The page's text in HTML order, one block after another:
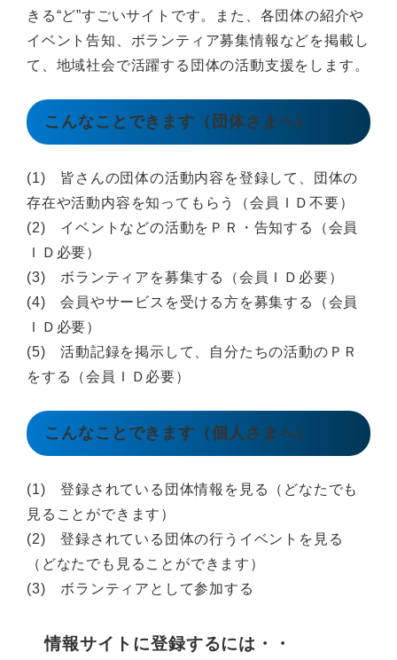
きる“ど”すごいサイトです。また、各団体の紹介や
イベント告知、ボランティア募集情報などを掲載し
て、地域社会で活躍する団体の活動支援をします。
こんなことできます（団体さまへ）
(1) 皆さんの団体の活動内容を登録して、団体の
存在や活動内容を知ってもらう（会員ＩＤ不要）
(2) イベントなどの活動をＰＲ・告知する（会員
ＩＤ必要）
(3) ボランティアを募集する（会員ＩＤ必要）
(4) 会員やサービスを受ける方を募集する（会員
ＩＤ必要）
(5) 活動記録を掲示して、自分たちの活動のＰＲ
をする（会員ＩＤ必要）
こんなことできます（個人さまへ）
(1) 登録されている団体情報を見る（どなたでも
見ることができます）
(2) 登録されている団体の行うイベントを見る
（どなたでも見ることができます）
(3) ボランティアとして参加する
情報サイトに登録するには・・